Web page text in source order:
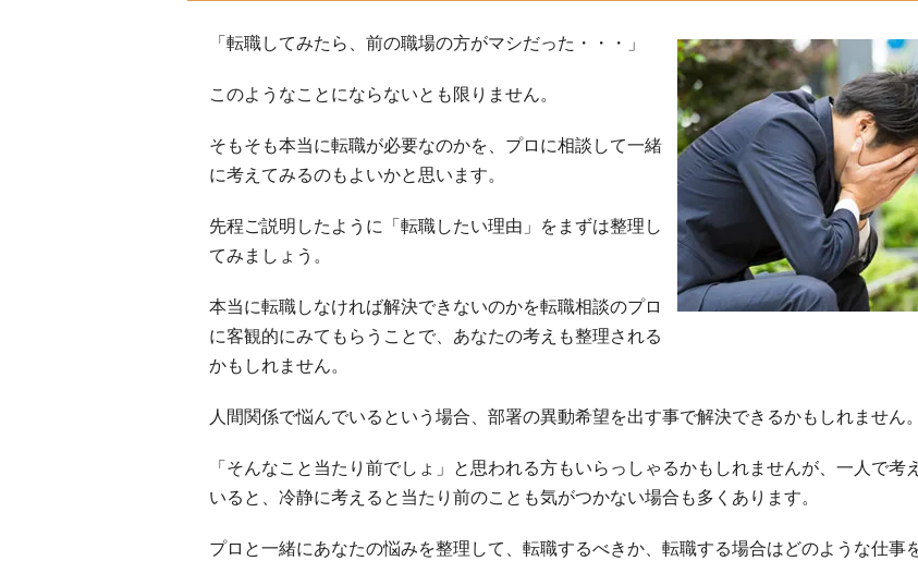
「転職してみたら、前の職場の方がマシだった・・・」
このようなことにならないとも限りません。
そもそも本当に転職が必要なのかを、プロに相談して一緒
に考えてみるのもよいかと思います。
先程ご説明したように「転職したい理由」をまずは整理し
てみましょう。
本当に転職しなければ解決できないのかを転職相談のプロ
に客観的にみてもらうことで、あなたの考えも整理される
かもしれません。
人間関係で悩んでいるという場合、部署の異動希望を出す事で解決できるかもしれません。
「そんなこと当たり前でしょ」と思われる方もいらっしゃるかもしれませんが、一人で考
いると、冷静に考えると当たり前のことも気がつかない場合も多くあります。
プロと一緒にあなたの悩みを整理して、転職するべきか、転職する場合はどのような仕事